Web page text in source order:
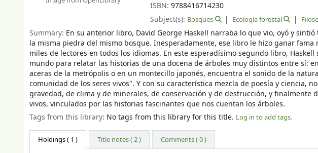
ISBN:9788416714230
Subject(s): Bosques Ecología forestal
Summary: En su anterior libro, David George Haskell narraba lo que vio, oyó y
la misma piedra del mismo bosque. Inesperadamente, ese libro le hizo ganar
miles de lectores en todos los idiomas. En este esperadísimo segundo libro,
mundo para relatar las historias de una docena de árboles muy distintos entre sí:
aceras de la metrópolis o en un montecillo japonés, encuentra el sonido de la
comunidad de los seres vivos". Y con su característica mezcla de poesía y ciencia,
gravedad, de clima y de minerales, de conservación y de destrucción, y finalmente
vivos, vinculados por las historias fascinantes que nos cuentan los árboles.
Tags from this library: No tags from this library for this title. Log in to add tags.
Holdings( 1 ) Title notes ( 2 ) Comments ( 0 )